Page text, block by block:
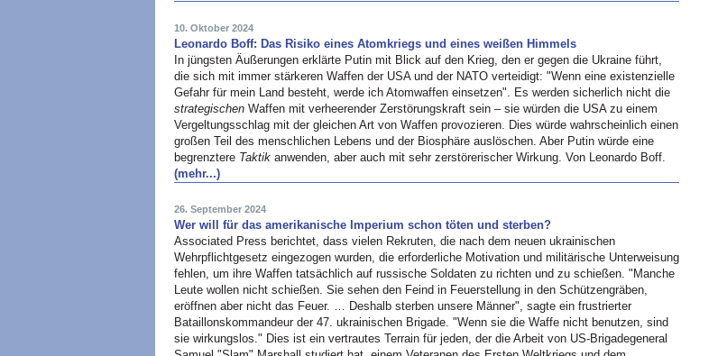
10. Oktober 2024
Leonardo Boff: Das Risiko eines Atomkriegs und eines weißen Himmels
In jüngsten Äußerungen erklärte Putin mit Blick auf den Krieg, den er gegen die Ukraine führt,
die sich mit immer stärkeren Waffen der USA und der NATO verteidigt: "Wenn eine existenzielle
Gefahr für mein Land besteht, werde ich Atomwaffen einsetzen". Es werden sicherlich nicht die
strategischen Waffen mit verheerender Zerstörungskraft sein – sie würden die USA zu einem
Vergeltungsschlag mit der gleichen Art von Waffen provozieren. Dies würde wahrscheinlich einen
großen Teil des menschlichen Lebens und der Biosphäre auslöschen. Aber Putin würde eine
begrenztere Taktik anwenden, aber auch mit sehr zerstörerischer Wirkung. Von Leonardo Boff.
(mehr...)
26. September 2024
Wer will für das amerikanische Imperium schon töten und sterben?
Associated Press berichtet, dass vielen Rekruten, die nach dem neuen ukrainischen
Wehrpflichtgesetz eingezogen wurden, die erforderliche Motivation und militärische Unterweisung
fehlen, um ihre Waffen tatsächlich auf russische Soldaten zu richten und zu schießen. "Manche
Leute wollen nicht schießen. Sie sehen den Feind in Feuerstellung in den Schützengräben,
eröffnen aber nicht das Feuer. … Deshalb sterben unsere Männer", sagte ein frustrierter
Bataillonskommandeur der 47. ukrainischen Brigade. "Wenn sie die Waffe nicht benutzen, sind
sie wirkungslos." Dies ist ein vertrautes Terrain für jeden, der die Arbeit von US-Brigadegeneral